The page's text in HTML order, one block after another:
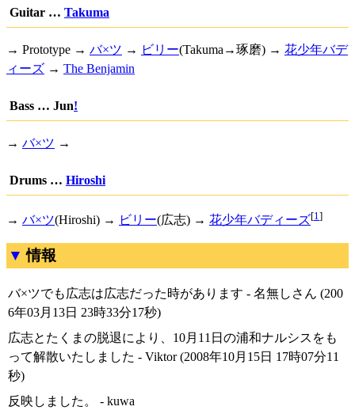
Guitar … Takuma
→ Prototype → バ×ツ → ビリー(Takuma→琢磨) → 花少年バデ
ィーズ → The Benjamin
Bass … Jun!
→ バ×ツ →
Drums … Hiroshi
→ バ×ツ(Hiroshi) → ビリー(広志) → 花少年バディーズ[1]
情報
バ×ツでも広志は広志だった時があります - 名無しさん (200
6年03月13日 23時33分17秒)
広志とたくまの脱退により、10月11日の浦和ナルシスをも
って解散いたしました - Viktor (2008年10月15日 17時07分11
秒)
反映しました。 - kuwa